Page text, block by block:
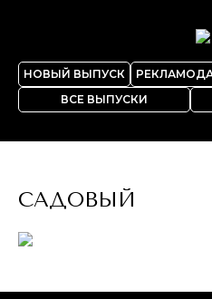
НОВЫЙ ВЫПУСК
ВСЕ ВЫПУСКИ
САДОВЫЙ